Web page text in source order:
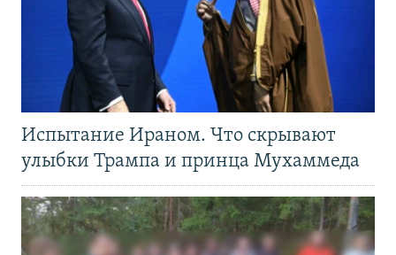
Испытание Ираном. Что скрывают
улыбки Трампа и принца Мухаммеда